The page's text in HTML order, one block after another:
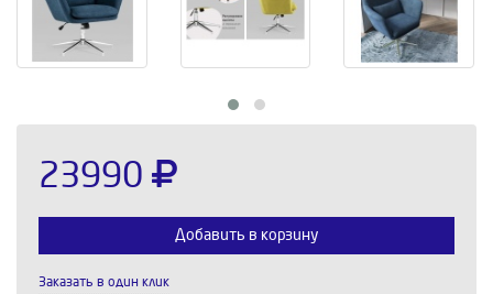
23990
Добавить в корзину
Заказать в один клик